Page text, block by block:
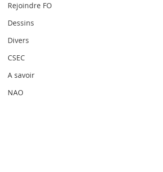
Rejoindre FO
Dessins
Divers
CSEC
A savoir
NAO